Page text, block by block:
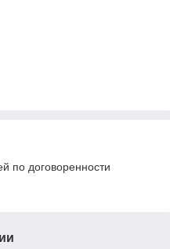
по договоренности